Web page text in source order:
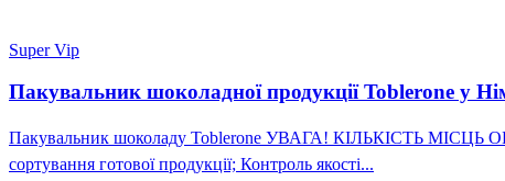
Super Vip
Пакувальник шоколадної продукції Toblerone у
Пакувальник шоколаду Toblerone УВАГА! КІЛЬКІСТЬ МІСЦЬ
сортування готової продукції; Контроль якості...